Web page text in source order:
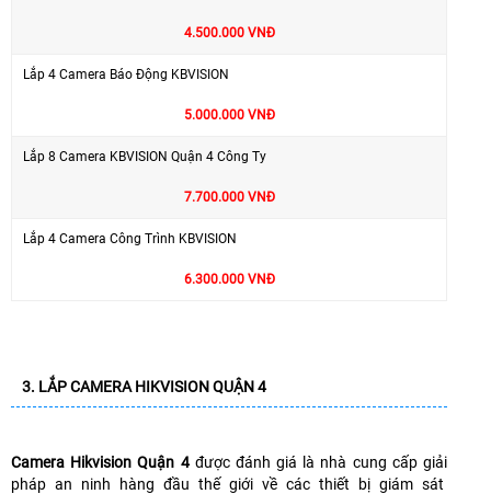
4.500.000 VNĐ
Lắp 4 Camera Báo Động KBVISION
5.000.000 VNĐ
Lắp 8 Camera KBVISION Quận 4 Công Ty
7.700.000 VNĐ
Lắp 4 Camera Công Trình KBVISION
6.300.000 VNĐ
3. LẮP CAMERA HIKVISION QUẬN 4
Camera Hikvision Quận 4được đánh giá là nhà cung cấp giải
pháp an ninh hàng đầu thế giới về các thiết bị giám sát